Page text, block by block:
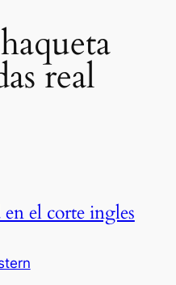
real
el corte ingles